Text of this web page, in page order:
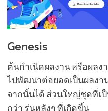
Genesis
ต้นกำเนิดผลงาน หรือผล
ไปพัฒนาต่อยอดเป็นผลงา
จากนั้นได้ ส่วนใหญ่ชุดที่เป็
กว่า รุ่นหลังๆ ที่เกิดขึ้น